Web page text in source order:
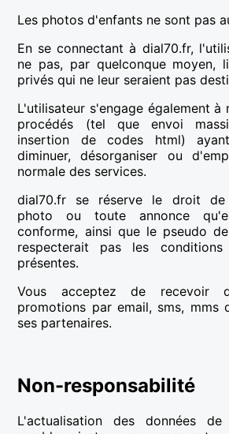
Les photos d'enfants ne sont pas
En se connectant à dial70.fr,
ne pas, par quelconque moyen,
privés qui ne leur seraient pas
L'utilisateur s'engage également à
procédés (tel que envoi
insertion de codes html)
diminuer, désorganiser ou
normale des services.
dial70.fr se réserve le droit de
photo ou toute annonce
conforme, ainsi que le pseudo
respecterait pas les
présentes.
Vous acceptez de recevoir
promotions par email, sms, mms
ses partenaires.
Non-responsabilité
L'actualisation des données